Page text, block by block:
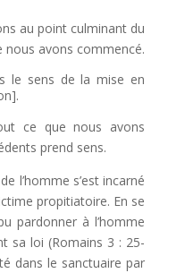
au point culminant du
nous avons commencé.
le sens de la mise en
ce que nous avons
prend sens.
l’homme s’est incarné
propitiatoire. En se
pardonner à l’homme
sa loi (Romains 3 : 25-
dans le sanctuaire par